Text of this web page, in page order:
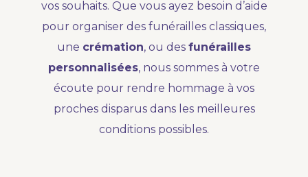
vos souhaits. Que vous ayez besoin d’aide
pour organiser des funérailles classiques,
une crémation, ou des funérailles
personnalisées, nous sommes à votre
écoute pour rendre hommage à vos
proches disparus dans les meilleures
conditions possibles.